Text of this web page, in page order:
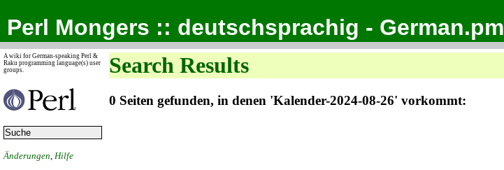
Perl Mongers :: deutschsprachig - German.pm
A wiki for German-speaking Perl &
Raku programming language(s) user
groups.
Änderungen Hilfe
Search Results
0 Seiten gefunden, in denen 'Kalender-2024-08-26' vorkommt: